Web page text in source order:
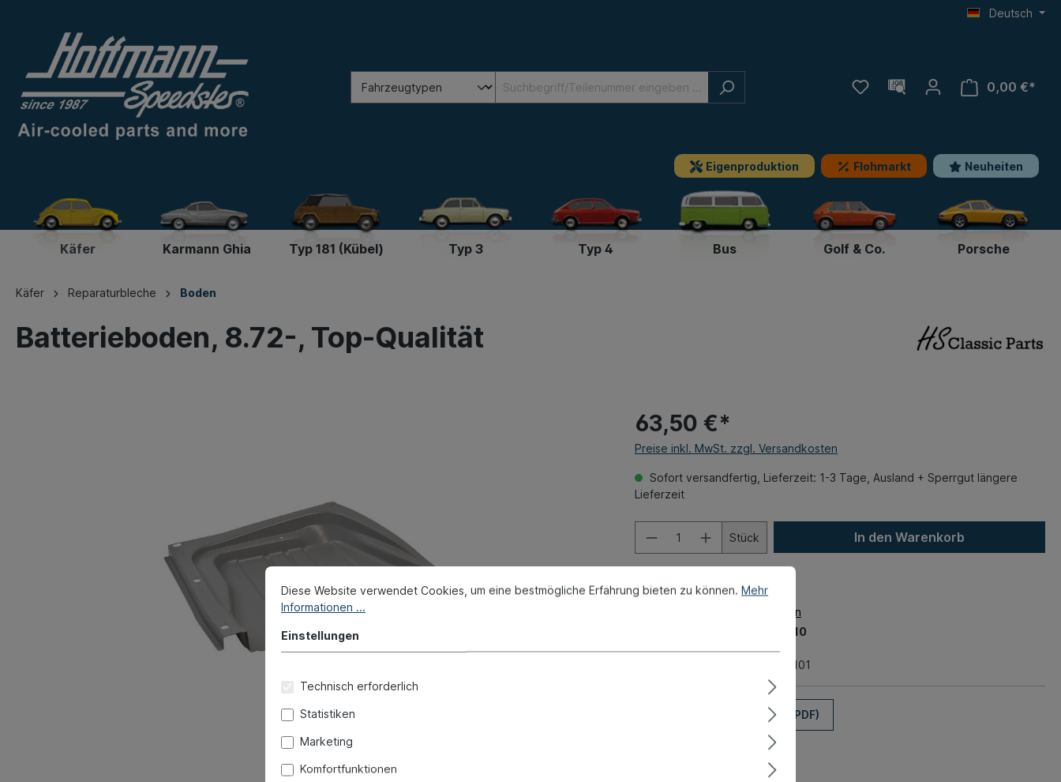
Deutsch
0,00 €*
Eigenproduktion Flohmarkt Neuheiten
Käfer Karmann Ghia Typ 181 (Kübel) Typ 3 Typ 4 Bus Golf & Co. Porsche
Käfer Reparaturbleche Boden
Batterieboden, 8.72-, Top-Qualität
63,50 €*
Preise inkl. MwSt. zzgl. Versandkosten
Sofort versandfertig, Lieferzeit: 1-3 Tage, Ausland + Sperrgut längere
Lieferzeit
Stück In den Warenkorb
Zum Merkzettel hinzufügen
050-2110-10
Gewicht:2.62 kg
111 709 101
Explosionszeichnung (PDF)
Diese Website verwendet Cookies, um eine bestmögliche Erfahrung bieten zu können. Mehr
Informationen ...
Einstellungen
Technisch erforderlich
Statistiken
Marketing
Komfortfunktionen